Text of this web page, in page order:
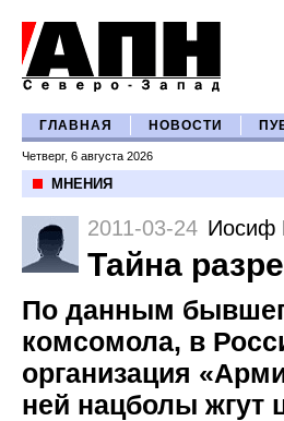
ГЛАВНАЯ НОВОСТИ
Четверг, 6 августа 2026
МНЕНИЯ
2011-03-24 Иосиф
Тайна
По данным
комсомола, в
организация
ней нацболы жгут